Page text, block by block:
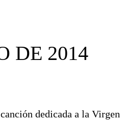
DE 2014
dedicada a la Virgen